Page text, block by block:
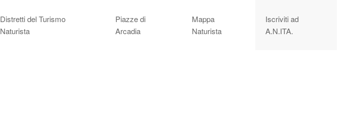
Distretti del Turismo
Naturista
Piazze di
Arcadia
Mappa
Naturista
Iscriviti ad
A.N.ITA.